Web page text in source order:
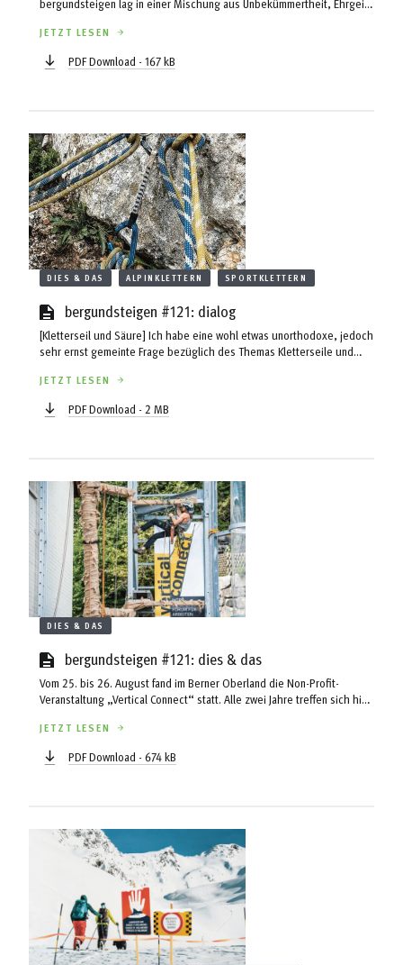
einfachen Zielvorgabe meines Chefs, Robert Renzler: Das Bergsteigen
im ÖAV müsse wieder in den Mittelpunkt rücken.
JETZT LESEN
PDF Download - 167 kB
DIES & DAS ALPINKLETTERN SPORTKLETTERN
bergundsteigen #121: dialog
[Kletterseil und Säure] Ich habe eine wohl etwas unorthodoxe, jedoch
sehr ernst gemeinte Frage bezüglich des Themas Kletterseile und
am Morgen noch etwas übel, was dazu geführt hat, dass sie leicht
erbrechen musste.
JETZT LESEN
PDF Download - 2 MB
DIES & DAS
bergundsteigen #121: dies & das
Vom 25. bis 26. August fand im Berner Oberland die Non-Profit-
Veranstaltung „Vertical Connect“ statt. Alle zwei Jahre treffen sich hier
arbeiten, etwa in der Baumpflege oder bei der Bergrettung.
JETZT LESEN
PDF Download - 674 kB